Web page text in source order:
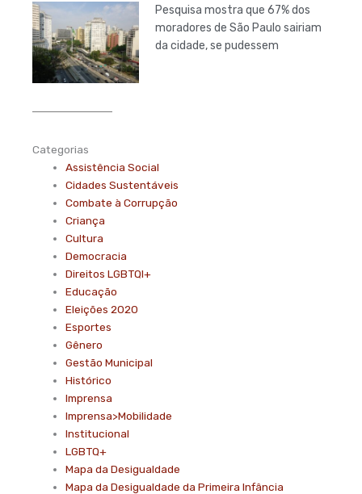
Pesquisa mostra que 67% dos
moradores de São Paulo sairiam
da cidade, se pudessem
Categorias
Assistência Social
Cidades Sustentáveis
Combate à Corrupção
Criança
Cultura
Democracia
Direitos LGBTQI+
Educação
Eleições 2020
Esportes
Gênero
Gestão Municipal
Histórico
Imprensa
Imprensa>Mobilidade
Institucional
LGBTQ+
Mapa da Desigualdade
Mapa da Desigualdade da Primeira Infância